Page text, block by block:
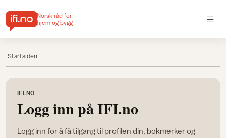
Norsk råd for
hjem og bygg
Startsiden
IFI.NO
Logg inn på IFI.no
Logg inn for å få tilgang til profilen din, bokmerker og